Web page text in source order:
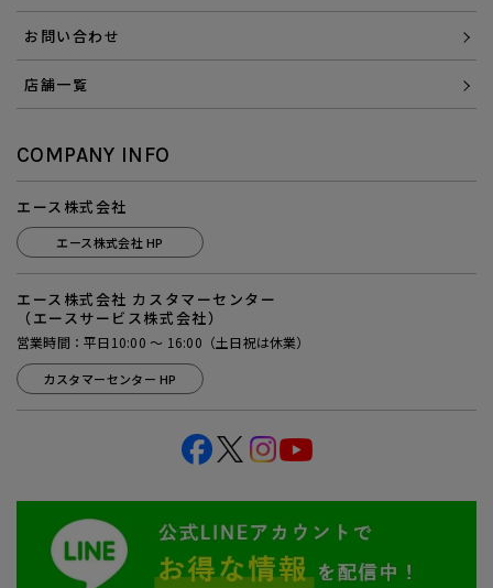
お問い合わせ
店舗一覧
COMPANY INFO
エース株式会社
エース株式会社 HP
エース株式会社 カスタマーセンター
（エースサービス株式会社）
営業時間：平日10:00 ～ 16:00（土日祝は休業）
カスタマーセンター HP